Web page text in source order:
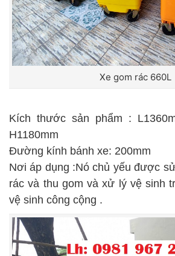
Xe gom rác 660L
Kích thước sản phẩm :
H1180mm
Đường kính bánh xe: 200mm
Nơi áp dụng :Nó chủ yếu được
rác và thu gom và xử lý vệ sinh
vệ sinh công cộng .